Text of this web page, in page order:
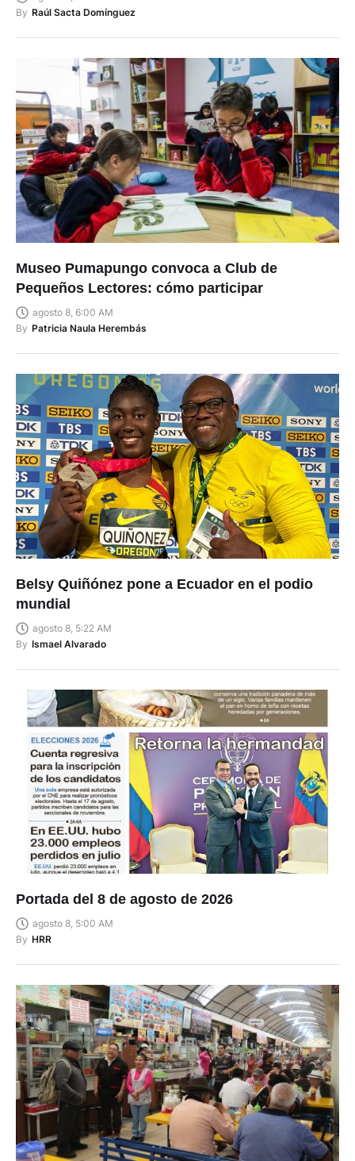
By Raúl Sacta Domínguez
Museo Pumapungo convoca a Club de
Pequeños Lectores: cómo participar
agosto 8, 6:00 AM
By Patricia Naula Herembás
Belsy Quiñónez pone a Ecuador en el podio
mundial
agosto 8, 5:22 AM
By Ismael Alvarado
Portada del 8 de agosto de 2026
agosto 8, 5:00 AM
By HRR